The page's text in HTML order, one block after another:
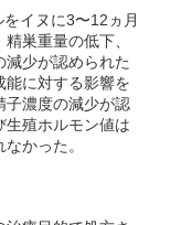
イヌに3〜12ヵ月
巣重量の低下、
少が認められた
能に対する影響を
子濃度の減少が認
生殖ホルモン値は
なかった 。